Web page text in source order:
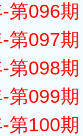
第096
第097
第098
第099
第100